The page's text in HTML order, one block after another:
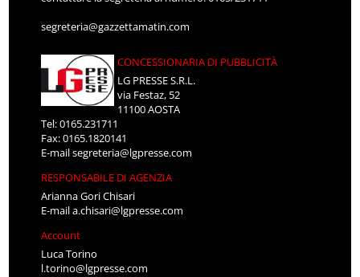
segreteria@gazzettamatin.com
CONCESSIONARIA DI PUBBLICITÀ
LG PRESSE S.R.L.
via Festaz, 52
11100 AOSTA
Tel: 0165.231711
Fax: 0165.1820141
E-mailsegreteria@lgpresse.com
RESPONSABILE DI AGENZIA
Arianna Gori Chisari
E-maila.chisari@lgpresse.com
Account
Luca Torino
l.torino@lgpresse.com